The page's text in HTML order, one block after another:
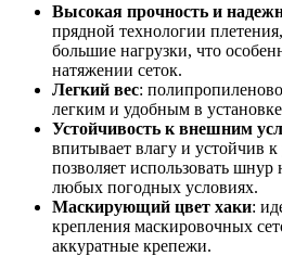
Высокая прочность и
прядной технологии
большие нагрузки, что
натяжении сеток.
Легкий вес:
легким и удобным в
Устойчивость к внешним
впитывает влагу и устойчив к
позволяет использовать шнур
любых погодных условиях.
Маскирующий цвет хаки:
крепления маскировочных
аккуратные крепежи.